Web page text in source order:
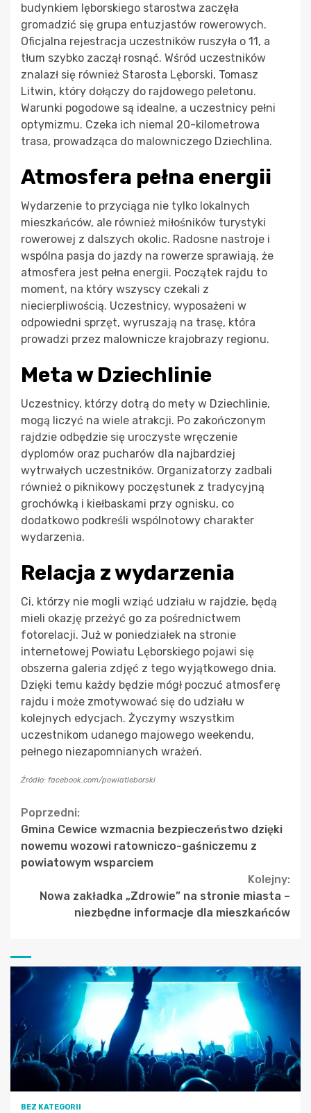
budynkiem lęborskiego starostwa zaczęła
gromadzić się grupa entuzjastów rowerowych.
Oficjalna rejestracja uczestników ruszyła o 11, a
tłum szybko zaczął rosnąć. Wśród uczestników
znalazł się również Starosta Lęborski, Tomasz
Litwin, który dołączy do rajdowego peletonu.
Warunki pogodowe są idealne, a uczestnicy pełni
optymizmu. Czeka ich niemal 20-kilometrowa
trasa, prowadząca do malowniczego Dziechlina.
Atmosfera pełna energii
Wydarzenie to przyciąga nie tylko lokalnych
mieszkańców, ale również miłośników turystyki
rowerowej z dalszych okolic. Radosne nastroje i
wspólna pasja do jazdy na rowerze sprawiają, że
atmosfera jest pełna energii. Początek rajdu to
moment, na który wszyscy czekali z
niecierpliwością. Uczestnicy, wyposażeni w
odpowiedni sprzęt, wyruszają na trasę, która
prowadzi przez malownicze krajobrazy regionu.
Meta w Dziechlinie
Uczestnicy, którzy dotrą do mety w Dziechlinie,
mogą liczyć na wiele atrakcji. Po zakończonym
rajdzie odbędzie się uroczyste wręczenie
dyplomów oraz pucharów dla najbardziej
wytrwałych uczestników. Organizatorzy zadbali
również o piknikowy poczęstunek z tradycyjną
grochówką i kiełbaskami przy ognisku, co
dodatkowo podkreśli wspólnotowy charakter
wydarzenia.
Relacja z wydarzenia
Ci, którzy nie mogli wziąć udziału w rajdzie, będą
mieli okazję przeżyć go za pośrednictwem
fotorelacji. Już w poniedziałek na stronie
internetowej Powiatu Lęborskiego pojawi się
obszerna galeria zdjęć z tego wyjątkowego dnia.
Dzięki temu każdy będzie mógł poczuć atmosferę
rajdu i może zmotywować się do udziału w
kolejnych edycjach. Życzymy wszystkim
uczestnikom udanego majowego weekendu,
pełnego niezapomnianych wrażeń.
Źródło: facebook.com/powiatleborski
Continue
Reading
Poprzedni:
Gmina Cewice wzmacnia bezpieczeństwo dzięki
nowemu wozowi ratowniczo-gaśniczemu z
powiatowym wsparciem
Kolejny:
Nowa zakładka „Zdrowie” na stronie miasta –
niezbędne informacje dla mieszkańców
BEZ KATEGORII